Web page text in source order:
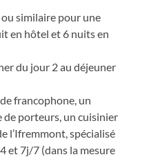
similaire pour une
en hôtel et 6 nuits en
du jour 2 au déjeuner
francophone, un
de porteurs, un cuisinier
l’Ifremmont, spécialisé
et 7j/7 (dans la mesure